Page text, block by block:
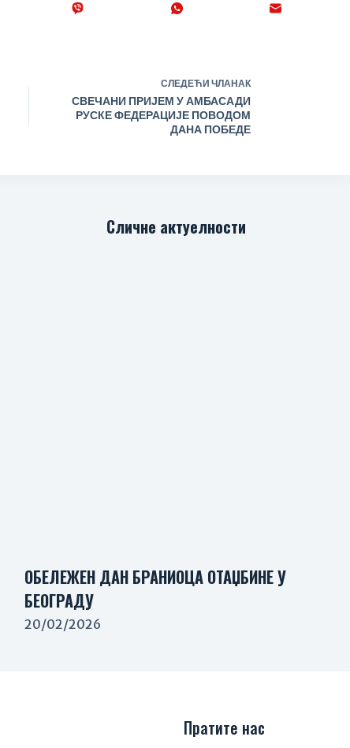
СЛЕДЕЋИ ЧЛАНАК
СВЕЧАНИ ПРИЈЕМ У АМБАСАДИ
РУСКЕ ФЕДЕРАЦИЈЕ ПОВОДОМ
ДАНА ПОБЕДЕ
Сличне актуелности
ОБЕЛЕЖЕН ДАН БРАНИОЦА ОТАЏБИНЕ У
БЕОГРАДУ
20/02/2026
Пратите нас